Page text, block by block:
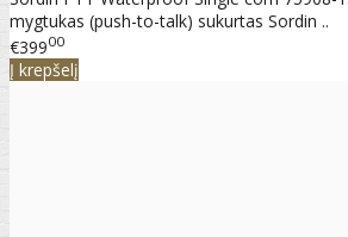
mygtukas (push-to-talk) sukurtas Sordin ..
€39900
Į krepšelį